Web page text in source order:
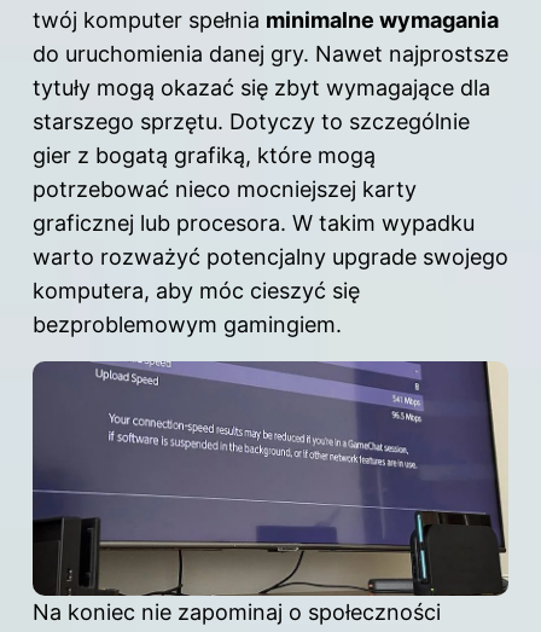
twój komputer spełnia minimalne wymagania
do uruchomienia danej gry. Nawet najprostsze
tytuły mogą okazać się zbyt wymagające dla
starszego sprzętu. Dotyczy to szczególnie
gier z bogatą grafiką, które mogą
potrzebować nieco mocniejszej karty
graficznej lub procesora. W takim wypadku
warto rozważyć potencjalny upgrade swojego
komputera, aby móc cieszyć się
bezproblemowym gamingiem.
Na koniec nie zapominaj o społeczności